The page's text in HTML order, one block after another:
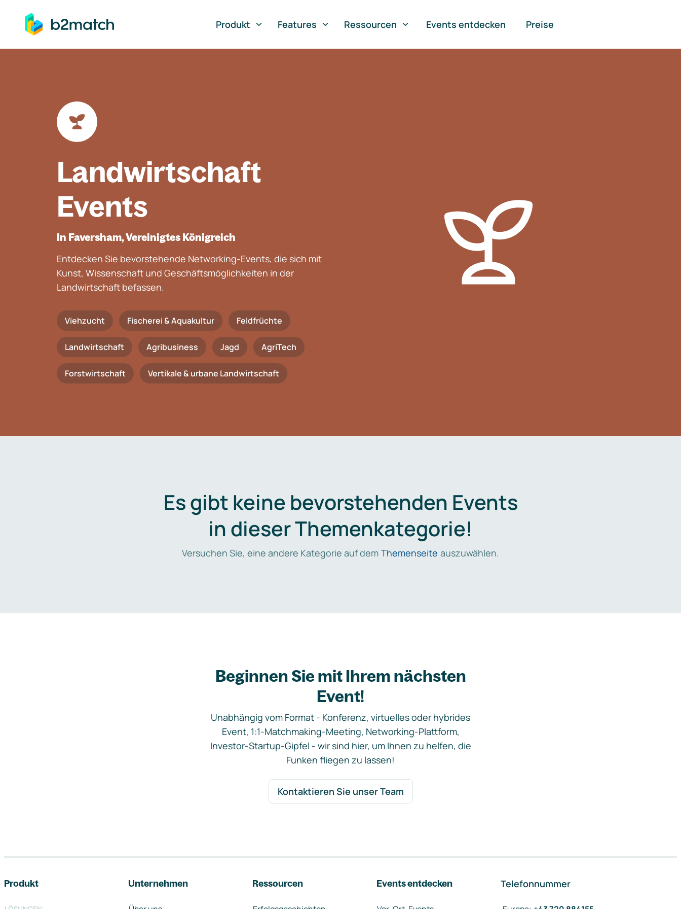
springen
Produkt
Features Ressourcen Events entdecken Preise
Landwirtschaft
Events
In Faversham, Vereinigtes Königreich
Entdecken Sie bevorstehende Networking-Events, die sich mit
Kunst, Wissenschaft und Geschäftsmöglichkeiten in der
Landwirtschaft befassen.
Viehzucht Fischerei & Aquakultur Feldfrüchte
Landwirtschaft Agribusiness Jagd AgriTech
Forstwirtschaft Vertikale & urbane Landwirtschaft
Es gibt keine bevorstehenden Events
in dieser Themenkategorie!
Versuchen Sie, eine andere Kategorie auf dem Themenseite auszuwählen.
Beginnen Sie mit Ihrem nächsten
Event!
Unabhängig vom Format - Konferenz, virtuelles oder hybrides
Event, 1:1-Matchmaking-Meeting, Networking-Plattform,
Investor-Startup-Gipfel - wir sind hier, um Ihnen zu helfen, die
Funken fliegen zu lassen!
Kontaktieren Sie unser Team
Produkt Unternehmen Ressourcen Events entdecken Telefonnummer